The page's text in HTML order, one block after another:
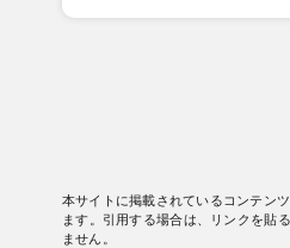
本サイトに掲載されているコンテン
ます。引用する場合は、リンクを貼
ません。